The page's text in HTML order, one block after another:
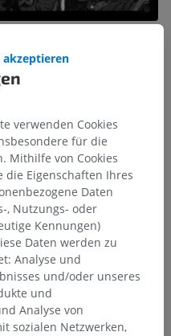
akzeptieren
verwenden Cookies
für die
Mithilfe von Cookies
Eigenschaften Ihres
Daten
, Nutzungs- oder
Kennungen)
Daten werden zu
Analyse und
und/oder unseres
und
Analyse von
sozialen Netzwerken,